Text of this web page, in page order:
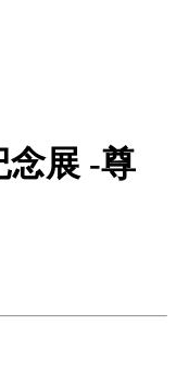
念展 -尊